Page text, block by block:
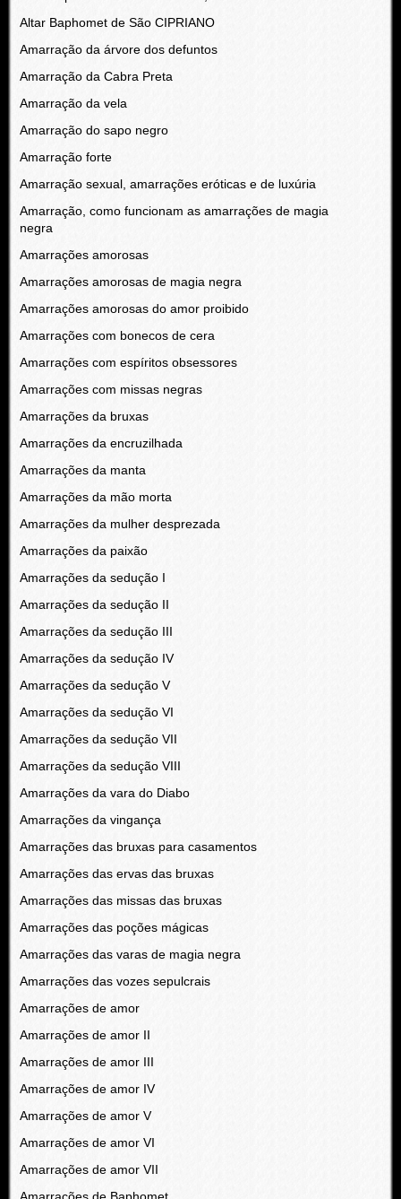
Altar Baphomet de São CIPRIANO
Amarração da árvore dos defuntos
Amarração da Cabra Preta
Amarração da vela
Amarração do sapo negro
Amarração forte
Amarração sexual, amarrações eróticas e de luxúria
Amarração, como funcionam as amarrações de magia
negra
Amarrações amorosas
Amarrações amorosas de magia negra
Amarrações amorosas do amor proibido
Amarrações com bonecos de cera
Amarrações com espíritos obsessores
Amarrações com missas negras
Amarrações da bruxas
Amarrações da encruzilhada
Amarrações da manta
Amarrações da mão morta
Amarrações da mulher desprezada
Amarrações da paixão
Amarrações da sedução I
Amarrações da sedução II
Amarrações da sedução III
Amarrações da sedução IV
Amarrações da sedução V
Amarrações da sedução VI
Amarrações da sedução VII
Amarrações da sedução VIII
Amarrações da vara do Diabo
Amarrações da vingança
Amarrações das bruxas para casamentos
Amarrações das ervas das bruxas
Amarrações das missas das bruxas
Amarrações das poções mágicas
Amarrações das varas de magia negra
Amarrações das vozes sepulcrais
Amarrações de amor
Amarrações de amor II
Amarrações de amor III
Amarrações de amor IV
Amarrações de amor V
Amarrações de amor VI
Amarrações de amor VII